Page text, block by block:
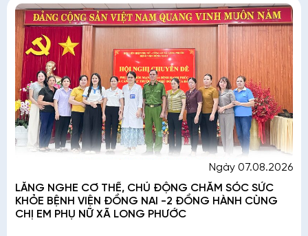
Ngày 07.08.2026
LẮNG NGHE CƠ THỂ, CHỦ ĐỘNG CHĂM SÓC SỨC
KHỎE BỆNH VIỆN ĐỒNG NAI -2 ĐỒNG HÀNH CÙNG
CHỊ EM PHỤ NỮ XÃ LONG PHƯỚC